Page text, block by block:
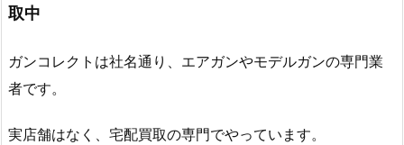
取中
ガンコレクトは社名通り、エアガンやモデルガンの専門業
者です。
実店舗はなく、宅配買取の専門でやっています。